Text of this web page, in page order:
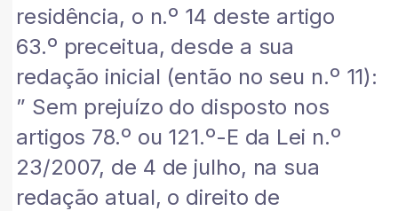
residência, o n.º 14 deste artigo
63.º preceitua, desde a sua
redação inicial (então no seu n.º 11):
” Sem prejuízo do disposto nos
artigos 78.º ou 121.º-E da Lei n.º
23/2007, de 4 de julho, na sua
redação atual, o direito de